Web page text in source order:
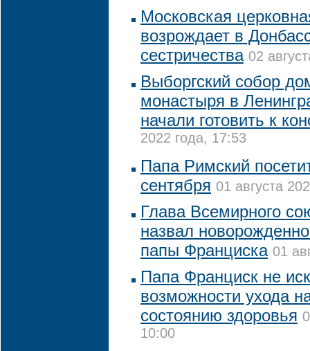
Московская
возрождает в
сестричества 02
Выборгский собор
монастыря в
начали готовить к
2022 года, 17:53
Папа Римский
сентября 01 августа
Глава Всемирного
назвал
папы Франциска 01
Папа Франциск не
возможности ухода
состоянию здоровья
10:00